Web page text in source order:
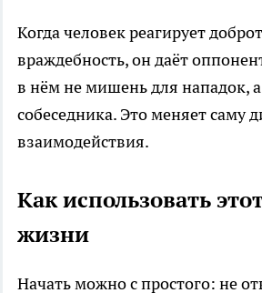
Когда человек реагирует
враждебность, он даёт
в нём не мишень для нападок,
собеседника. Это меняет саму
взаимодействия.
Как использовать
жизни
Начать можно с простого: не